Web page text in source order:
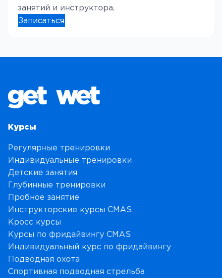
занятий и инструктора.
Записаться
Курсы
Регулярные тренировки
Индивидуальные тренировки
Детские занятия
Глубинные тренировки
Пробное занятие
Инструкторские курсы CMAS
Кросс курсы
Курсы по фридайвингу CMAS
Индивидуальный курс по фридайвингу
Подводная охота
Спортивная подводная стрельба